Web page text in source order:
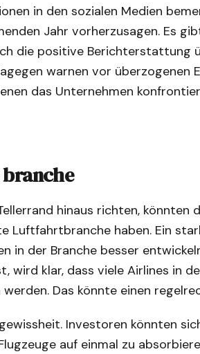
in den sozialen Medien
Jahr vorherzusagen. Es
die positive Berichterstattung
warnen vor überzogenen
das Unternehmen
hinaus richten, könnten
Luftfahrtbranche haben. Ein
in der Branche besser
wird klar, dass viele Airlines in
Das könnte einen
Investoren könnten
auf einmal zu